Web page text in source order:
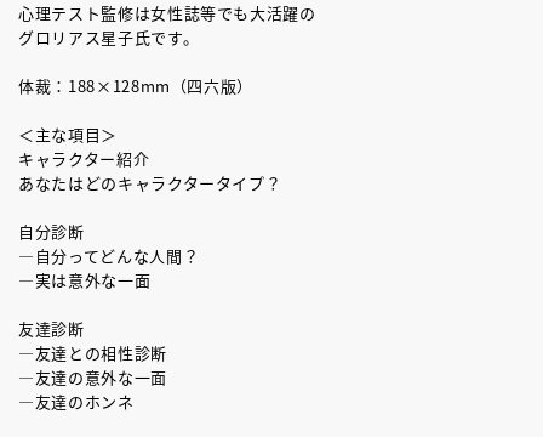
心理テスト監修は女性誌等でも大活躍の
グロリアス星子氏です。
体裁：188×128mm（四六版）
＜主な項目＞
キャラクター紹介
あなたはどのキャラクタータイプ？
自分診断
―自分ってどんな人間？
―実は意外な一面
友達診断
―友達との相性診断
―友達の意外な一面
―友達のホンネ